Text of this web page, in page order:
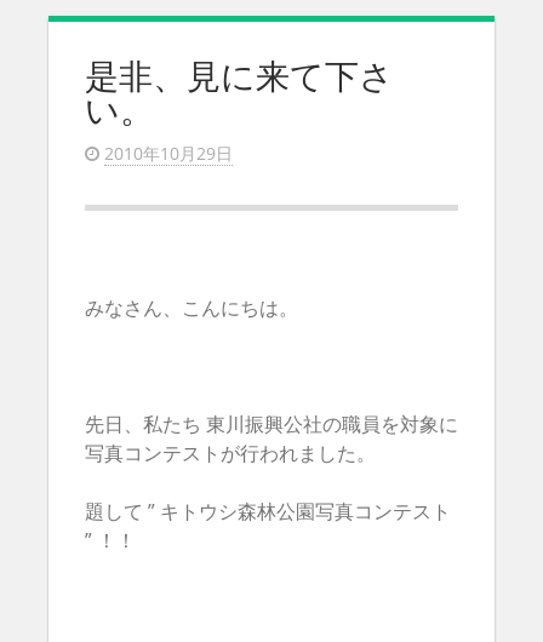
是非、見に来て下さ
い。
2010年10月29日
みなさん、こんにちは。
先日、私たち 東川振興公社の職員を対象に
写真コンテストが行われました。
題して ” キトウシ森林公園写真コンテスト
” ！！